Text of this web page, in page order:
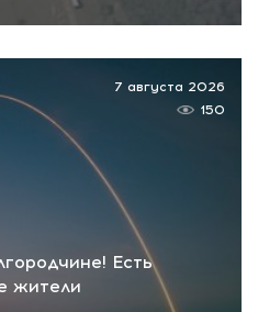
Есть
жители
7 августа 2026
150